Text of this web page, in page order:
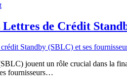
Lettres de Crédit
jouent un rôle crucial dans la
fournisseurs…